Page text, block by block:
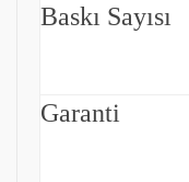
Baskı Sayısı
Garanti